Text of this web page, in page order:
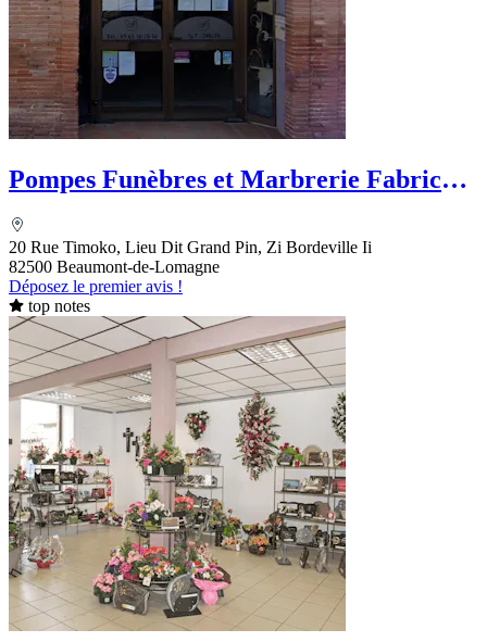
Pompes Funèbres et Marbrerie Fabrice
20 Rue Timoko, Lieu Dit Grand Pin, Zi Bordeville Ii
82500 Beaumont-de-Lomagne
Déposez le premier avis !
top notes